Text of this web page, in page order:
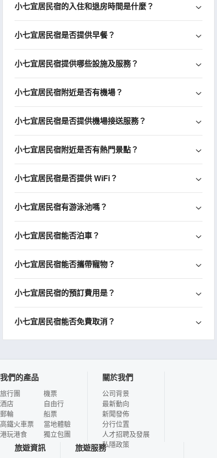
小七宜居民宿的入住和退房時間是什麼？
小七宜居民宿是否提供早餐？
小七宜居民宿提供哪些設施及服務？
小七宜居民宿附近是否有機場？
小七宜居民宿是否提供機場接送服務？
小七宜居民宿附近是否有熱門景點？
小七宜居民宿是否提供 WiFi？
小七宜居民宿有游泳池嗎？
小七宜居民宿能否泊車？
小七宜居民宿能否攜帶寵物？
小七宜居民宿的預訂費用是？
小七宜居民宿能否免費取消？
我們的產品
旅行團
酒店
郵輪
高鐵火車票
港玩港食
機票
自由行
船票
當地體驗
獨立包團
關於我們
公司背景
最新動向
新聞發佈
分行位置
人才招聘及發展
私隱政策
旅遊資訊 旅遊服務